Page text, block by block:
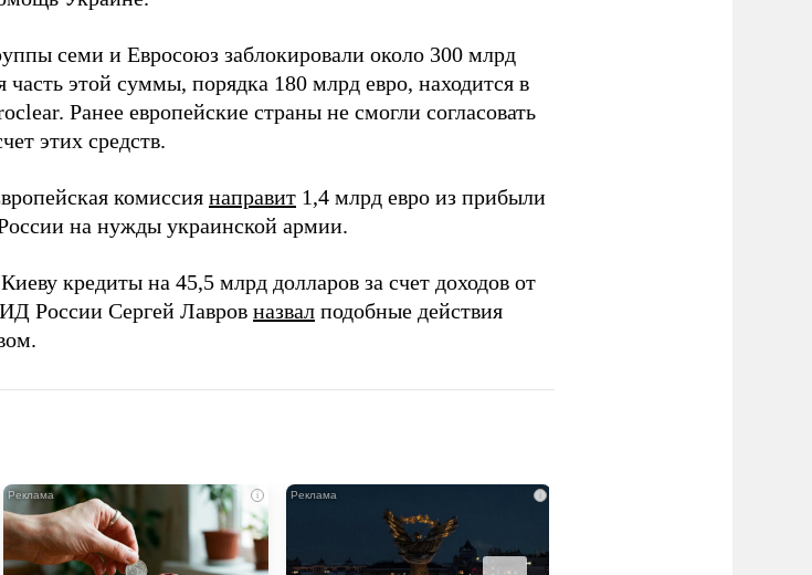
семи и Евросоюз заблокировали около 300 млрд
часть этой суммы, порядка 180 млрд евро, находится в
Ранее европейские страны не смогли согласовать
этих средств.
комиссия направит 1,4 млрд евро из прибыли
на нужды украинской армии.
Киеву кредиты на 45,5 млрд долларов за счет доходов от
России Сергей Лавров назвал подобные действия
i i